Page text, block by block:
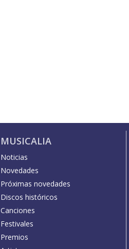
MUSICALIA
Noticias
Novedades
Próximas novedades
Discos históricos
Canciones
Festivales
Premios